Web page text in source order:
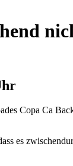
Copa Ca
es